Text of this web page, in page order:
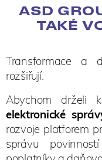
ASD
TAKÉ
Transformace a
rozšiřují.
Abychom drželi
elektronické
rozvoje platforem
správu